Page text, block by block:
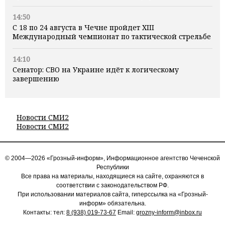
14:50
С 18 по 24 августа в Чечне пройдет XIII
Международный чемпионат по тактической стрельбе
14:10
Сенатор: СВО на Украине идёт к логическому
завершению
Новости СМИ2
Новости СМИ2
© 2004—2026 «Грозный-информ», Информационное агентство Чеченской
Республики
Все права на материалы, находящиеся на сайте, охраняются в
соответствии с законодательством РФ.
При использовании материалов сайта, гиперссылка на «Грозный-
информ» обязательна.
Контакты: тел: 8 (938) 019-73-67 Email: grozny-inform@inbox.ru